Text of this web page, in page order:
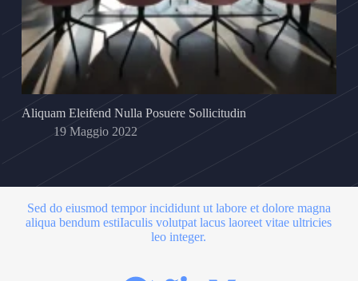
Aliquam Eleifend Nulla Posuere Sollicitudin
19 Maggio 2022
Sed do eiusmod tempor incididunt ut labore et dolore magna
aliqua bendum estiIaculis volutpat lacus laoreet vitae ultricies
leo integer.